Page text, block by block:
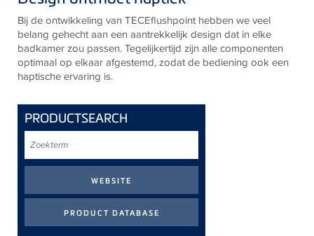
Bij de ontwikkeling van TECEflushpoint hebben we veel
belang gehecht aan een aantrekkelijk design dat in elke
badkamer zou passen. Tegelijkertijd zijn alle componenten
optimaal op elkaar afgestemd, zodat de bediening ook een
haptische ervaring is.
PRODUCTSEARCH